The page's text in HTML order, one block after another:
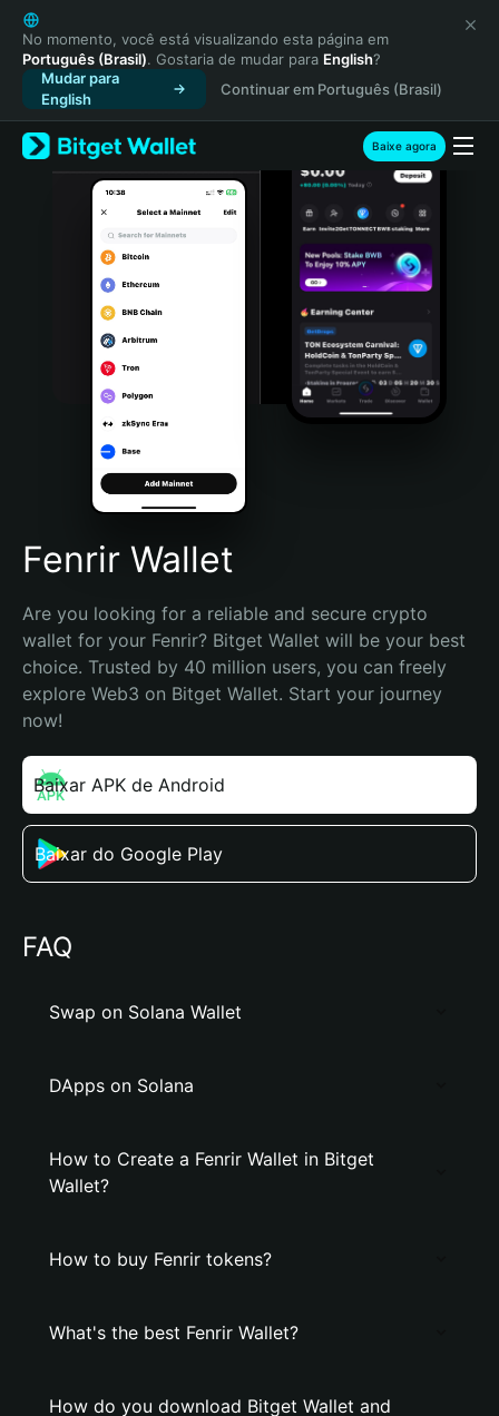
English
日本語
Tiếng Việt
Русский
Español (Latinoamérica)
Türkçe
Italiano
Português (Portugal)
Bahasa Indonesia
Português (Brasil)
Español (Argentina)
No momento, você está visualizando esta página em
Português (Brasil). Gostaria de mudar para English?
Mudar para
English
Continuar em Português (Brasil)
Baixe agora
Fenrir Wallet
Are you looking for a reliable and secure crypto
wallet for your Fenrir? Bitget Wallet will be your best
choice. Trusted by 40 million users, you can freely
explore Web3 on Bitget Wallet. Start your journey
now!
Baixar APK de Android
Baixar do Google Play
FAQ
Swap on Solana Wallet
DApps on Solana
How to Create a Fenrir Wallet in Bitget
Wallet?
How to buy Fenrir tokens?
What's the best Fenrir Wallet?
How do you download Bitget Wallet and